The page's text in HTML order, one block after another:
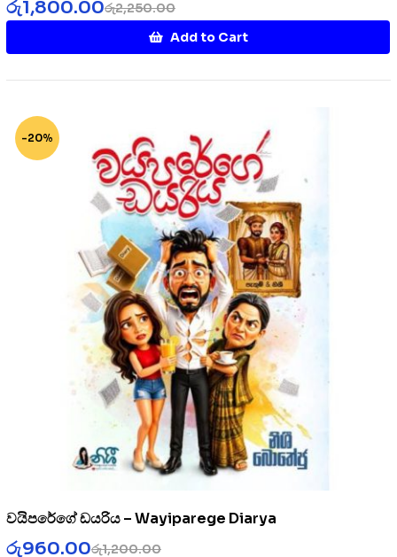
රු2,250.00
රු1,800.00
Add to Cart
-20%
වයිපරේගේ ඩයරිය – Wayiparege Diarya
රු1,200.00
රු960.00